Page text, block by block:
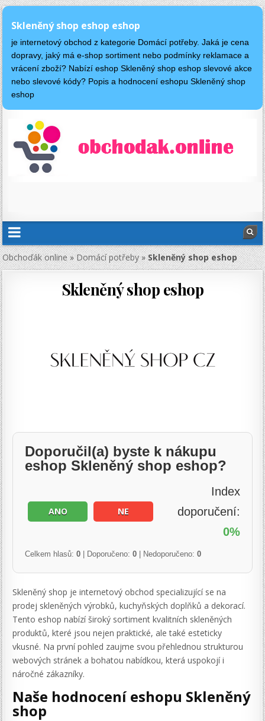
Skleněný shop eshop eshop
je internetový obchod z kategorie Domácí potřeby. Jaká je cena
dopravy, jaký má e-shop sortiment nebo podmínky reklamace a
vrácení zboží? Nabízí eshop Skleněný shop eshop slevové akce
nebo slevové kódy? Popis a hodnocení eshopu Skleněný shop
eshop
Obchoďák online»Domácí potřeby»Skleněný shop eshop
Skleněný shop eshop
Doporučil(a) byste k nákupu
eshop Skleněný shop eshop?
ANO NE
Index
doporučení:
0%
Celkem hlasů:0 | Doporučeno:0 | Nedoporučeno:0
Skleněný shop je internetový obchod specializující se na
prodej skleněných výrobků, kuchyňských doplňků a dekorací.
Tento eshop nabízí široký sortiment kvalitních skleněných
produktů, které jsou nejen praktické, ale také esteticky
vkusné. Na první pohled zaujme svou přehlednou strukturou
webových stránek a bohatou nabídkou, která uspokojí i
náročné zákazníky.
Naše hodnocení eshopu Skleněný
shop